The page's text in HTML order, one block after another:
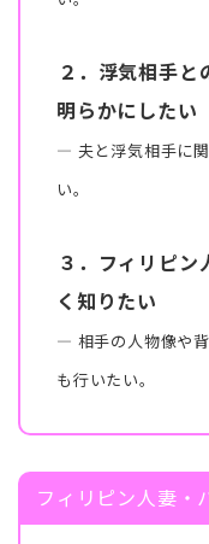
２．浮気相手
明らかにしたい
― 夫と浮気相手に
い。
３．フィリピン
く知りたい
― 相手の人物像や
も行いたい。
フィリピン人妻・